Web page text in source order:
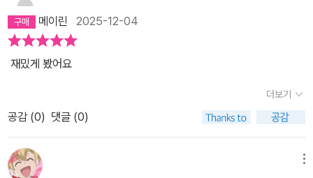
메이린 2025-12-04
재밌게 봤어요
더보기
공감 (0) 댓글 (0)